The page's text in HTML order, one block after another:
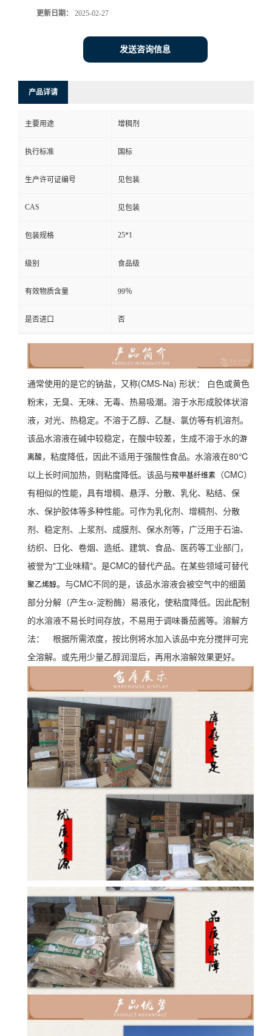
更新日期： 2025-02-27
发送咨询信息
产品详请
主要用途 增稠剂
执行标准 国标
生产许可证编号 见包装
CAS 见包装
包装规格 25*1
级别 食品级
有效物质含量 99％
是否进口 否
通常使用的是它的钠盐，又称(CMS-Na) 形状： 白色或黄色
粉末，无臭、无味、无毒、热易吸潮。溶于水形成胶体状溶
液，对光、热稳定。不溶于乙醇、乙醚、氯仿等有机溶剂。
该品水溶液在碱中较稳定，在酸中较差，生成不溶于水的游
离酸，粘度降低，因此不适用于强酸性食品。水溶液在80℃
以上长时间加热，则粘度降低。该品与羧甲基纤维素
（CMC）
有相似的性能，具有增稠、悬浮、分散、乳化、粘结、保
水、保护胶体等多种性能。可作为乳化剂、增稠剂、分散
剂、稳定剂、上浆剂、成膜剂、保水剂等，广泛用于石油、
纺织、日化、卷烟、造纸、建筑、食品、医药等工业部门，
被誉为"工业味精"。是CMC的替代产品。在某些领域可替代
聚乙烯醇。与CMC不同的是，该品水溶液会被空气中的细菌
部分分解（产生α-淀粉酶）易液化，使粘度降低。因此配制
的水溶液不易长时间存放，不易用于调味番茄酱等。溶解方
法： 根据所需浓度，按比例将水加入该品中充分搅拌可完
全溶解。或先用少量乙醇润湿后，再用水溶解效果更好。